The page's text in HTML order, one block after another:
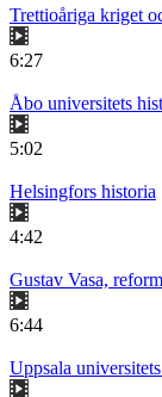
Trettioåriga kriget
6:27
Åbo universitets
5:02
Helsingfors historia
4:42
Gustav Vasa,
6:44
Uppsala